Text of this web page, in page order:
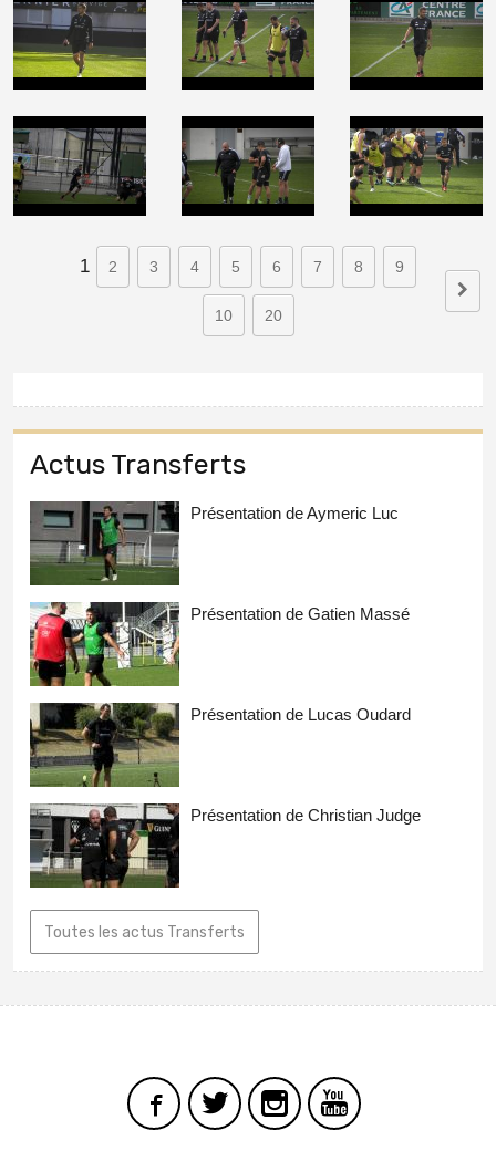
1 2 3 4 5 6 7 8 9
10 20
Actus Transferts
Présentation de Aymeric Luc
Présentation de Gatien Massé
Présentation de Lucas Oudard
Présentation de Christian Judge
Toutes les actus Transferts